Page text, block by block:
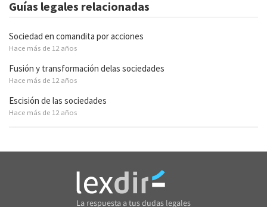
Guías legales relacionadas
Sociedad en comandita por acciones
Hace más de 12 años
Fusión y transformación delas sociedades
Hace más de 12 años
Escisión de las sociedades
Hace más de 12 años